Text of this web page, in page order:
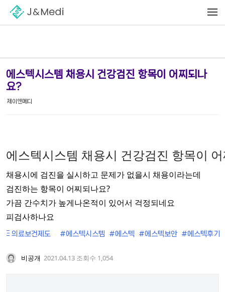
에스텍시스템 채용시 건강검진 항목이 어찌되나
요?
제이앤메디
에스텍시스템 채용시 건강검진 항목이
채용시에 검진을 실시하고 문제가 없을시 채용이라는데
검진하는 항목이 어찌되나요?
가끔 간수치가 높게나온적이 있어서 걱정되네요
피검사하나요
Ξ 의료보건제도 #에스텍시스템 #에스텍 #에스텍보안 #에스텍후기
비공개 2021.04.13 조회수 1,054